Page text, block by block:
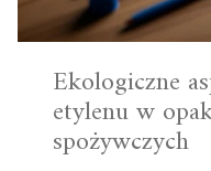
Ekologiczne
etylenu w
spożywczych